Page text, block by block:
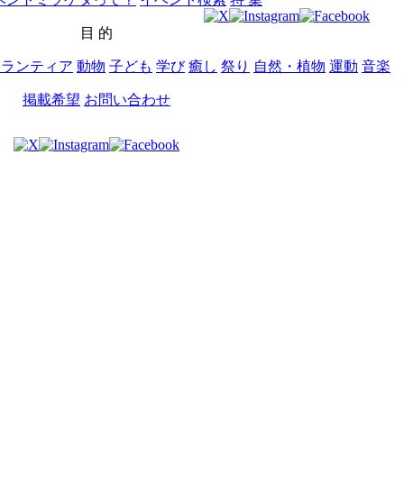
目 的
ンティア 動物 子ども 学び 癒し 祭り 自然・植物 運動 音楽
掲載希望 お問い合わせ